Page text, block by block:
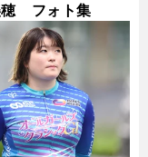
穂 フォト集